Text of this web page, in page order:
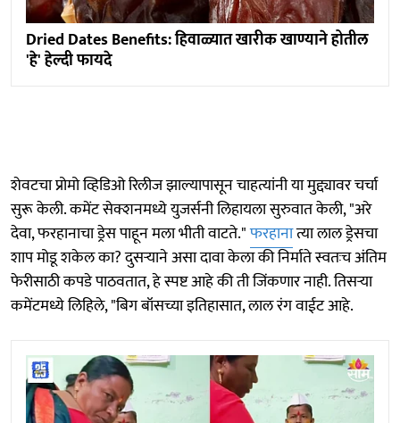
Dried Dates Benefits: हिवाळ्यात खारीक खाण्याने होतील
'हे' हेल्दी फायदे
शेवटचा प्रोमो व्हिडिओ रिलीज झाल्यापासून चाहत्यांनी या मुद्द्यावर चर्चा
सुरू केली. कमेंट सेक्शनमध्ये युजर्सनी लिहायला सुरुवात केली, "अरे
देवा, फरहानाचा ड्रेस पाहून मला भीती वाटते."फरहानात्या लाल ड्रेसचा
शाप मोडू शकेल का? दुसऱ्याने असा दावा केला की निर्माते स्वतःच अंतिम
फेरीसाठी कपडे पाठवतात, हे स्पष्ट आहे की ती जिंकणार नाही. तिसऱ्या
कमेंटमध्ये लिहिले, "बिग बॉसच्या इतिहासात, लाल रंग वाईट आहे.